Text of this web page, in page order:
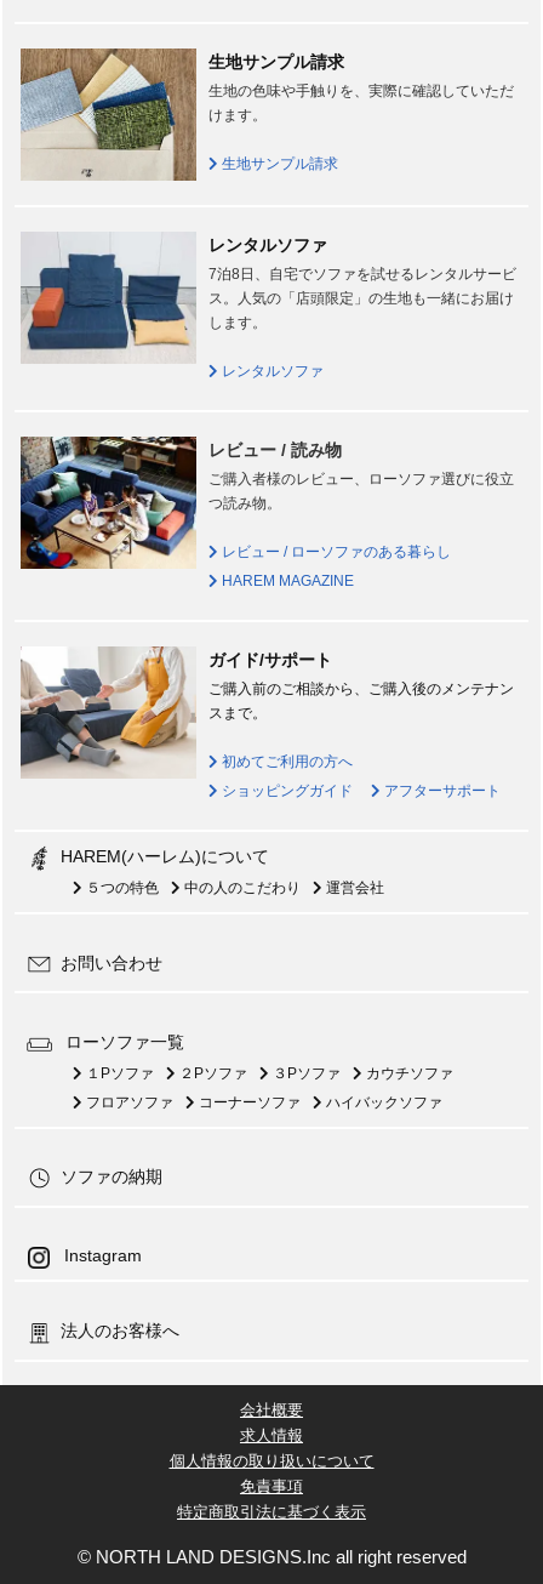
生地サンプル請求
生地の色味や手触りを、実際に確認していただ
けます。
生地サンプル請求
レンタルソファ
7泊8日、自宅でソファを試せるレンタルサービ
ス。人気の「店頭限定」の生地も一緒にお届け
します。
レンタルソファ
レビュー / 読み物
ご購入者様のレビュー、ローソファ選びに役立
つ読み物。
レビュー / ローソファのある暮らし
HAREM MAGAZINE
ガイド/サポート
ご購入前のご相談から、ご購入後のメンテナン
スまで。
初めてご利用の方へ
ショッピングガイド
アフターサポート
HAREM(ハーレム)について
５つの特色 中の人のこだわり 運営会社
お問い合わせ
ローソファ一覧
１Pソファ ２Pソファ ３Pソファ
カウチソファ
フロアソファ
コーナーソファ ハイバックソファ
ソファの納期
Instagram
法人のお客様へ
会社概要
求人情報
個人情報の取り扱いについて
免責事項
特定商取引法に基づく表示
© NORTH LAND DESIGNS.Inc all right reserved